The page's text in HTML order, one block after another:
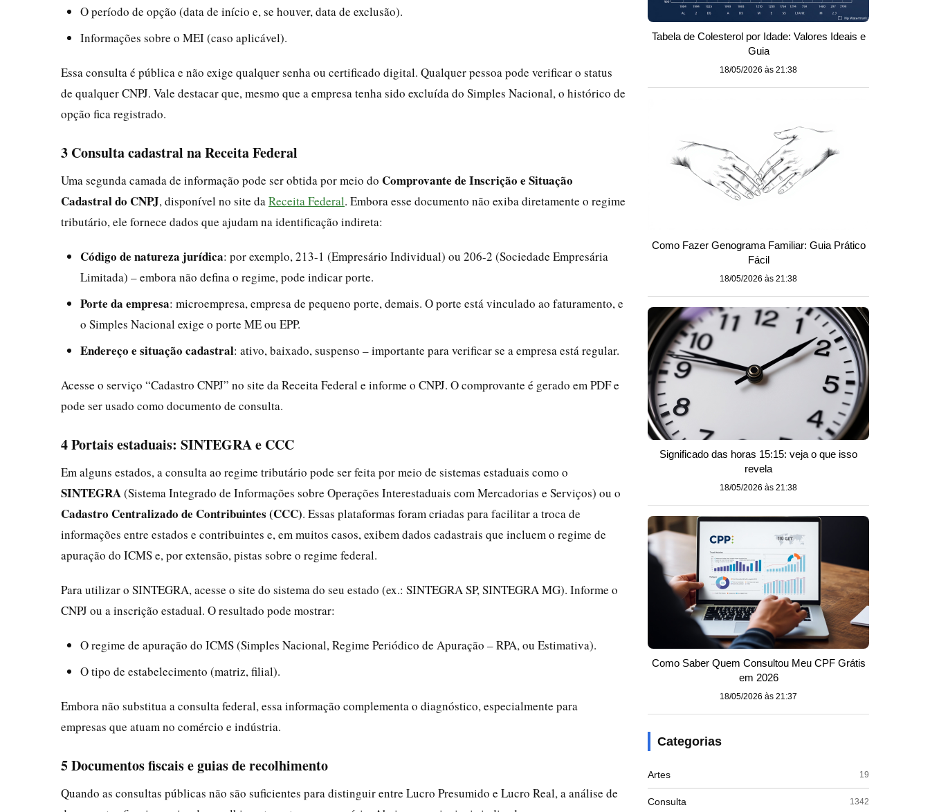
O período de opção (data de início e, se houver, data de exclusão).
Informações sobre o MEI (caso aplicável).
Essa consulta é pública e não exige qualquer senha ou certificado digital. Qualquer pessoa pode verificar o status
de qualquer CNPJ. Vale destacar que, mesmo que a empresa tenha sido excluída do Simples Nacional, o histórico de
opção fica registrado.
3 Consulta cadastral na Receita Federal
Uma segunda camada de informação pode ser obtida por meio do Comprovante de Inscrição e Situação
Cadastral do CNPJ, disponível no site da Receita Federal. Embora esse documento não exiba diretamente o regime
tributário, ele fornece dados que ajudam na identificação indireta:
Código de natureza jurídica: por exemplo, 213-1 (Empresário Individual) ou 206-2 (Sociedade Empresária
Limitada) – embora não defina o regime, pode indicar porte.
Porte da empresa: microempresa, empresa de pequeno porte, demais. O porte está vinculado ao faturamento, e
o Simples Nacional exige o porte ME ou EPP.
Endereço e situação cadastral: ativo, baixado, suspenso – importante para verificar se a empresa está regular.
Acesse o serviço “Cadastro CNPJ” no site da Receita Federal e informe o CNPJ. O comprovante é gerado em PDF e
pode ser usado como documento de consulta.
4 Portais estaduais: SINTEGRA e CCC
Em alguns estados, a consulta ao regime tributário pode ser feita por meio de sistemas estaduais como o
SINTEGRA(Sistema Integrado de Informações sobre Operações Interestaduais com Mercadorias e Serviços) ou o
Cadastro Centralizado de Contribuintes (CCC). Essas plataformas foram criadas para facilitar a troca de
informações entre estados e contribuintes e, em muitos casos, exibem dados cadastrais que incluem o regime de
apuração do ICMS e, por extensão, pistas sobre o regime federal.
Para utilizar o SINTEGRA, acesse o site do sistema do seu estado (ex.: SINTEGRA SP, SINTEGRA MG). Informe o
CNPJ ou a inscrição estadual. O resultado pode mostrar:
O regime de apuração do ICMS (Simples Nacional, Regime Periódico de Apuração – RPA, ou Estimativa).
O tipo de estabelecimento (matriz, filial).
Embora não substitua a consulta federal, essa informação complementa o diagnóstico, especialmente para
empresas que atuam no comércio e indústria.
5 Documentos fiscais e guias de recolhimento
Quando as consultas públicas não são suficientes para distinguir entre Lucro Presumido e Lucro Real, a análise de
Tabela de Colesterol por Idade: Valores Ideais e
Guia
18/05/2026 às 21:38
Como Fazer Genograma Familiar: Guia Prático
Fácil
18/05/2026 às 21:38
Significado das horas 15:15: veja o que isso
revela
18/05/2026 às 21:38
Como Saber Quem Consultou Meu CPF Grátis
em 2026
18/05/2026 às 21:37
Categorias
Artes 19
Consulta 1342